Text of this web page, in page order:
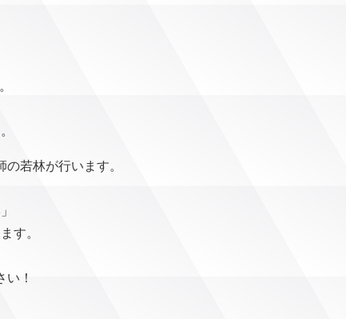
若林が行います。
す。
！